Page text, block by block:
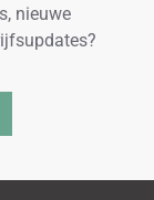
nieuwe